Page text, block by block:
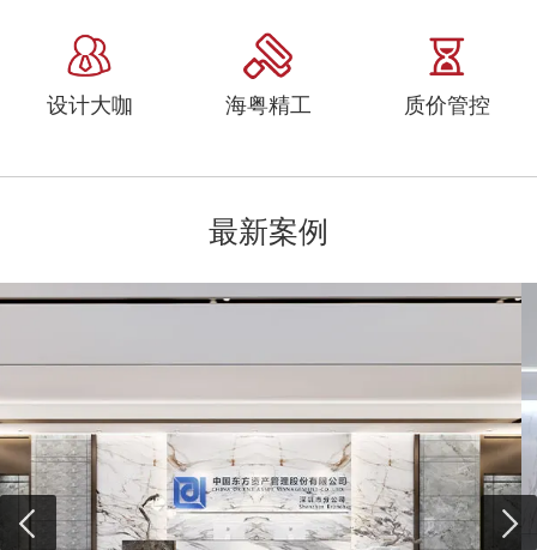
设计大咖 海粤精工 质价管控
最新案例